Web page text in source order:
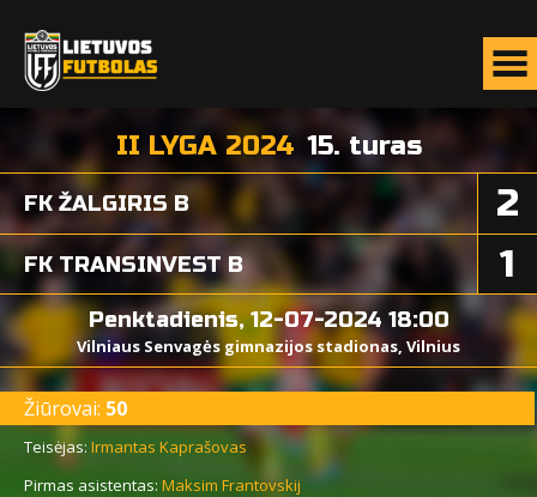
II LYGA 2024 15. turas
2
FK ŽALGIRIS B
FK TRANSINVEST B 1
Penktadienis, 12-07-2024 18:00
Vilniaus Senvagės gimnazijos stadionas, Vilnius
Žiūrovai: 50
Teisėjas: Irmantas Kaprašovas
Pirmas asistentas: Maksim Frantovskij